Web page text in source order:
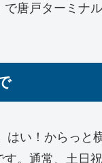
唐戸ターミナ
はい！からっと
。通常、土日